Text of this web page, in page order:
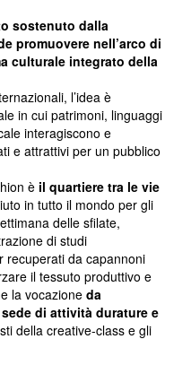
sostenuto dalla
promuovere nell’arco di
culturale integrato della
l’idea è
in cui patrimoni, linguaggi
interagiscono e
e attrattivi per un pubblico
è il quartiere tra le vie
in tutto il mondo per gli
delle sfilate,
di studi
recuperati da capannoni
il tessuto produttivo e
la vocazione da
di attività durature e
della creative-class e gli